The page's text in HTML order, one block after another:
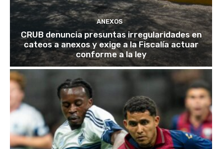
ANEXOS
CRUB denuncia presuntas irregularidades en
cateos a anexos y exige a la Fiscalía actuar
conforme a la ley